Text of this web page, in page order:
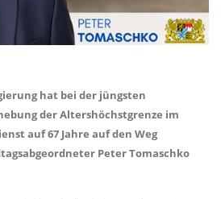
hat bei der jüngsten
der Altershöchstgrenze im
auf 67 Jahre auf den Weg
Peter Tomaschko